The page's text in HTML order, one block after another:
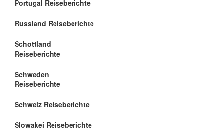
Portugal Reiseberichte
Russland Reiseberichte
Schottland
Reiseberichte
Schweden
Reiseberichte
Schweiz Reiseberichte
Slowakei Reiseberichte